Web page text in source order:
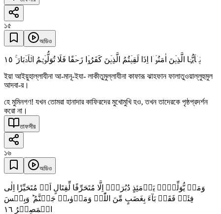
১৫
অডিও
یٰۤاَیُّہَا الَّذِیۡنَ اٰمَنُوۡۤا اِذَا لَقِیۡتُمُ الَّذِیۡنَ کَفَرُوۡا زَحۡفًا فَلَا تُوَلُّوۡہُمُ الۡاَدۡبَارَ ۚ ١٥
ইয়া আইয়ুহাল্লাযীনা আ-মানূ-ইযা- লাকীতুমুল্লাযীনা কাফারূ ঝাহফান ফালাতুওয়াল্লুহুমুল
আদবা-র।
হে মুমিনগণ! যখন তোমরা হানাদার কাফিরদের মুখোমুখি হও, তখন তাদেরকে পৃষ্ঠপ্রদর্শন
করো না।
তাফসীর
১৬
অডিও
وَمَنۡ یُّوَلِّہِمۡ یَوۡمَئِذٍ دُبُرَہٗۤ اِلَّا مُتَحَرِّفًا لِّقِتَالٍ اَوۡ مُتَحَیِّزًا اِلٰی
فِئَۃٍ فَقَدۡ بَآءَ بِغَضَبٍ مِّنَ اللّٰہِ وَمَاۡوٰىہُ جَہَنَّمُ ؕ وَبِئۡسَ
الۡمَصِیۡرُ ١٦